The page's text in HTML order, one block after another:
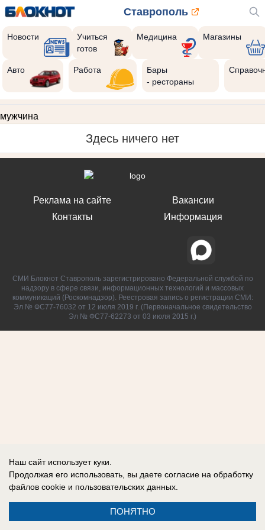
Ставрополь
Новости
Учиться
готов
Медицина Магазины
Авто Работа
Бары
- рестораны
мужчина
Здесь ничего нет
Реклама на сайте
Контакты
Вакансии
Информация
СМИ Блокнот Ставрополь зарегистрировано Федеральной службой по
надзору в сфере связи, информационных технологий и массовых
коммуникаций (Роскомнадзор). Реестровая запись о регистрации СМИ:
Эл № ФС77-76032 от 12 июля 2019 г. (Первоначальное свидетельство
Эл № ФС77-62273 от 03 июля 2015 г.)
Наш сайт использует куки.
Продолжая его использовать, вы даете согласие на обработку
файлов cookie и пользовательских данных.
ПОНЯТНО